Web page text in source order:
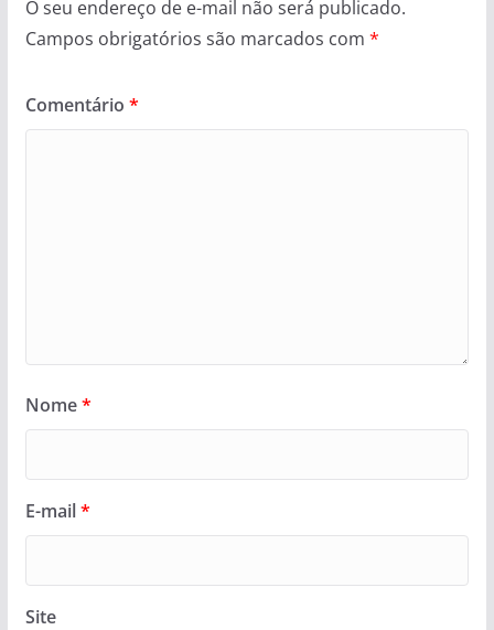
O seu endereço de e-mail não será publicado.
Campos obrigatórios são marcados com *
Comentário *
Nome*
E-mail*
Site